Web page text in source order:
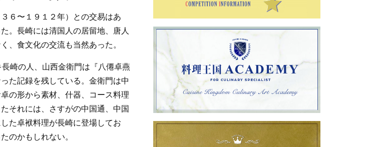
６〜１９１２年）との交易はあ
。長崎には清国人の居留地、唐人
、食文化の交流も当然あった。
崎の人、山西金衛門は『八僊卓燕
た記録を残している。金衛門は中
の形から素材、什器、コース料理
それには、さすがの中国通、中国
た卓袱料理が長崎に登場してお
のかもしれない。